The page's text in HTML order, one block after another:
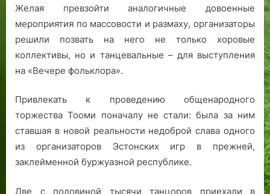
Желая превзойти аналогичные довоенные
мероприятия по массовости и размаху, организаторы
решили позвать на него не только хоровые
коллективы, но и танцевальные – для выступления
на «Вечере фольклора».
Привлекать к проведению общенародного
торжества Тооми поначалу не стали: была за ним
ставшая в новой реальности недоброй слава одного
из организаторов Эстонских игр в прежней,
заклейменной буржуазной республике.
Две с половиной тысячи танцоров приехали в